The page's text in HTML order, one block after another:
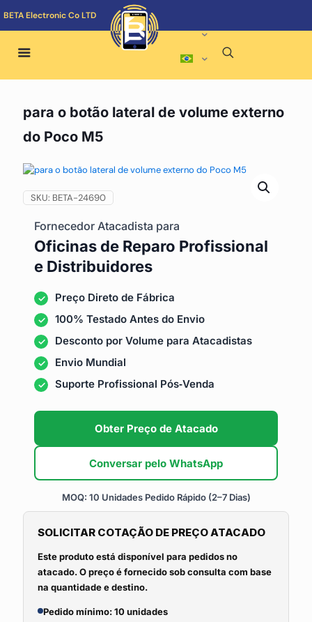
BETA Electronic Co LTD
para o botão lateral de volume externo
do Poco M5
SKU: BETA-24690
Fornecedor Atacadista para
Oficinas de Reparo Profissional
e Distribuidores
Preço Direto de Fábrica
100% Testado Antes do Envio
Desconto por Volume para Atacadistas
Envio Mundial
Suporte Profissional Pós‑Venda
Obter Preço de Atacado
Conversar pelo WhatsApp
MOQ: 10 Unidades Pedido Rápido (2–7 Dias)
SOLICITAR COTAÇÃO DE PREÇO ATACADO
Este produto está disponível para pedidos no
atacado. O preço é fornecido sob consulta com base
na quantidade e destino.
Pedido mínimo: 10 unidades